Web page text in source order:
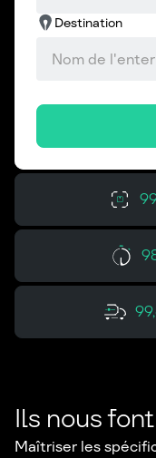
Destination
Ils nous
Maîtriser les